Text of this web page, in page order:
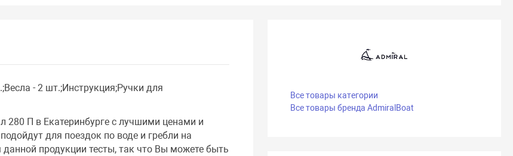
- 2 шт.;Инструкция;Ручки для
280 П в Екатеринбурге с лучшими ценами и
для поездок по воде и гребли на
продукции тесты, так что Вы можете быть
Все товары категории
Все товары бренда AdmiralBoat